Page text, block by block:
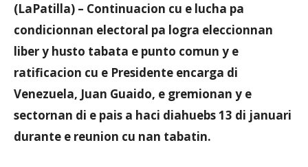
Aruba
(LaPatilla) – Continuacion cu e lucha pa
condicionnan electoral pa logra eleccionnan
liber y husto tabata e punto comun y e
ratificacion cu e Presidente encarga di
Venezuela, Juan Guaido, e gremionan y e
sectornan di e pais a haci diahuebs 13 di januari
durante e reunion cu nan tabatin.